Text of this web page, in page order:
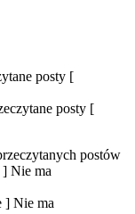
posty [
posty [
postów
] Nie ma
] Nie ma